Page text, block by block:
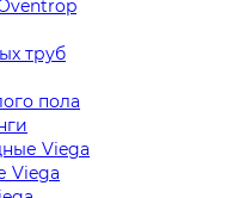
труб
пола
Viega
Viega